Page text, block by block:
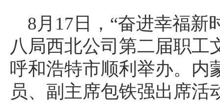
8月17日，“奋进幸福新
八局西北公司第二届职工
呼和浩特市顺利举办。内
员、副主席包铁强出席活